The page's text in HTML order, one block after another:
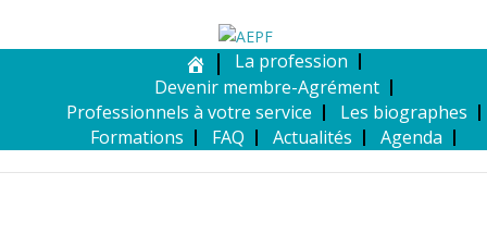
La profession
Devenir membre-Agrément
Professionnels à votre service
Les biographes
Formations
FAQ Actualités Agenda